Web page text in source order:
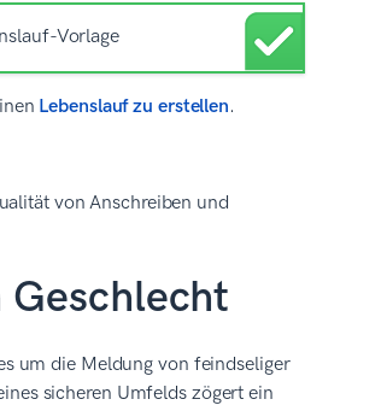
Lebenslauf zu erstellen.
von Anschreiben und
Geschlecht
um die Meldung von feindseliger
sicheren Umfelds zögert ein